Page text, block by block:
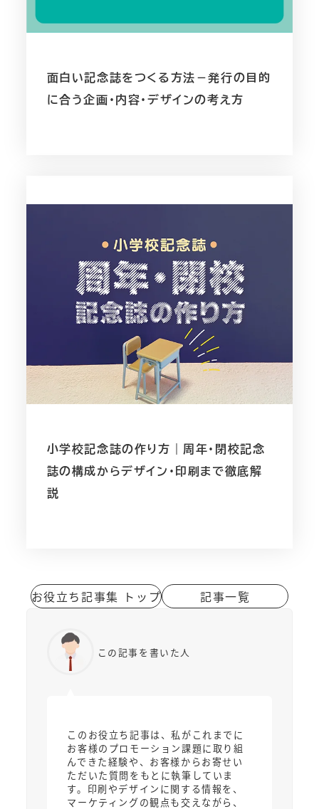
面白い記念誌をつくる方法－発行の目的
に合う企画・内容・デザインの考え方
小学校記念誌の作り方｜周年・閉校記念
誌の構成からデザイン・印刷まで徹底解
説
お役立ち記事集 トップ記事一覧
この記事を書いた人
このお役立ち記事は、私がこれまでに
お客様のプロモーション課題に取り組
んできた経験や、お客様からお寄せい
ただいた質問をもとに執筆していま
す。印刷やデザインに関する情報を、
マーケティングの観点も交えながら、